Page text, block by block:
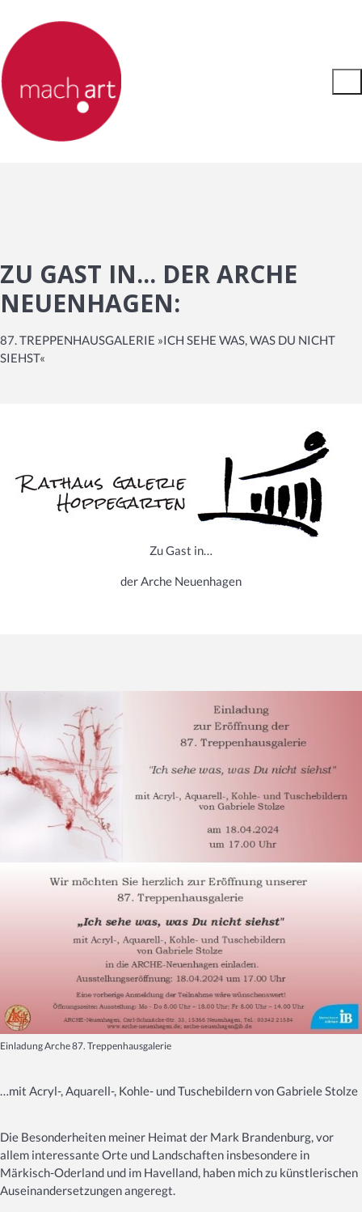
ZU GAST IN... DER ARCHE
NEUENHAGEN:
87. TREPPENHAUSGALERIE »ICH SEHE WAS, WAS DU NICHT
SIEHST«
Zu Gast in…
der Arche Neuenhagen
Einladung Arche 87. Treppenhausgalerie
…mit Acryl-, Aquarell-, Kohle- und Tuschebildern von Gabriele Stolze
Die Besonderheiten meiner Heimat der Mark Brandenburg, vor
allem interessante Orte und Landschaften insbesondere in
Märkisch-Oderland und im Havelland, haben mich zu künstlerischen
Auseinandersetzungen angeregt.